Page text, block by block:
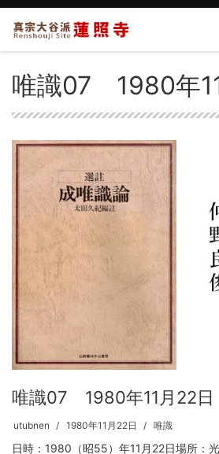
唯識07 1980年
唯識07 1980年11月22日
utubnen 1980年11月22日 唯識
日時：1980（昭55）年11月22日場所：